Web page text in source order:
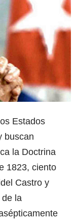
Estados
buscan
la Doctrina
1823, ciento
Castro y
la